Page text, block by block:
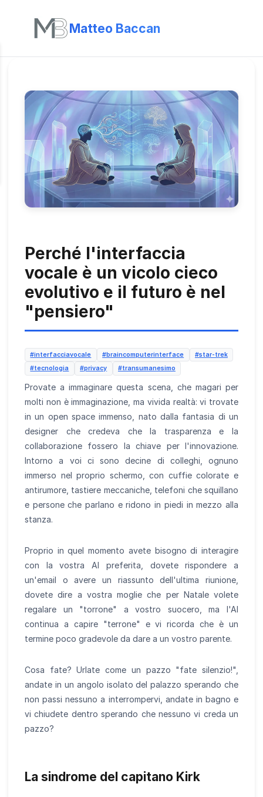
Matteo Baccan
Perché l'interfaccia
vocale è un vicolo cieco
evolutivo e il futuro è nel
"pensiero"
#interfacciavocale #braincomputerinterface
#star-trek
#tecnologia
#privacy #transumanesimo
Provate a immaginare questa scena, che magari per
molti non è immaginazione, ma vivida realtà: vi trovate
in un open space immenso, nato dalla fantasia di un
designer che credeva che la trasparenza e la
collaborazione fossero la chiave per l'innovazione.
Intorno a voi ci sono decine di colleghi, ognuno
immerso nel proprio schermo, con cuffie colorate e
antirumore, tastiere meccaniche, telefoni che squillano
e persone che parlano e ridono in piedi in mezzo alla
stanza.
Proprio in quel momento avete bisogno di interagire
con la vostra AI preferita, dovete rispondere a
un'email o avere un riassunto dell'ultima riunione,
dovete dire a vostra moglie che per Natale volete
regalare un "torrone" a vostro suocero, ma l'AI
continua a capire "terrone" e vi ricorda che è un
termine poco gradevole da dare a un vostro parente.
Cosa fate? Urlate come un pazzo "fate silenzio!",
andate in un angolo isolato del palazzo sperando che
non passi nessuno a interrompervi, andate in bagno e
vi chiudete dentro sperando che nessuno vi creda un
pazzo?
La sindrome del capitano Kirk